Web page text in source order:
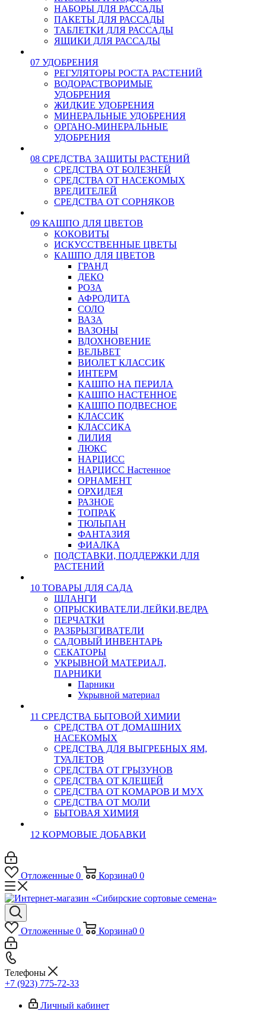
НАБОРЫ ДЛЯ РАССАДЫ
ПАКЕТЫ ДЛЯ РАССАДЫ
ТАБЛЕТКИ ДЛЯ РАССАДЫ
ЯЩИКИ ДЛЯ РАССАДЫ
07 УДОБРЕНИЯ
РЕГУЛЯТОРЫ РОСТА РАСТЕНИЙ
ВОДОРАСТВОРИМЫЕ
УДОБРЕНИЯ
ЖИДКИЕ УДОБРЕНИЯ
МИНЕРАЛЬНЫЕ УДОБРЕНИЯ
ОРГАНО-МИНЕРАЛЬНЫЕ
УДОБРЕНИЯ
08 СРЕДСТВА ЗАЩИТЫ РАСТЕНИЙ
СРЕДСТВА ОТ БОЛЕЗНЕЙ
СРЕДСТВА ОТ НАСЕКОМЫХ
ВРЕДИТЕЛЕЙ
СРЕДСТВА ОТ СОРНЯКОВ
09 КАШПО ДЛЯ ЦВЕТОВ
КОКОВИТЫ
ИСКУССТВЕННЫЕ ЦВЕТЫ
КАШПО ДЛЯ ЦВЕТОВ
ГРАНД
ДЕКО
РОЗА
АФРОДИТА
СОЛО
ВАЗА
ВАЗОНЫ
ВДОХНОВЕНИЕ
ВЕЛЬВЕТ
ВИОЛЕТ КЛАССИК
ИНТЕРМ
КАШПО НА ПЕРИЛА
КАШПО НАСТЕННОЕ
КАШПО ПОДВЕСНОЕ
КЛАССИК
КЛАССИКА
ЛИЛИЯ
ЛЮКС
НАРЦИСС
НАРЦИСС Настенное
ОРНАМЕНТ
ОРХИДЕЯ
РАЗНОЕ
ТОПРАК
ТЮЛЬПАН
ФАНТАЗИЯ
ФИАЛКА
ПОДСТАВКИ, ПОДДЕРЖКИ ДЛЯ
РАСТЕНИЙ
10 ТОВАРЫ ДЛЯ САДА
ШЛАНГИ
ОПРЫСКИВАТЕЛИ,ЛЕЙКИ,ВЕДРА
ПЕРЧАТКИ
РАЗБРЫЗГИВАТЕЛИ
САДОВЫЙ ИНВЕНТАРЬ
СЕКАТОРЫ
УКРЫВНОЙ МАТЕРИАЛ,
ПАРНИКИ
Парники
Укрывной материал
11 СРЕДСТВА БЫТОВОЙ ХИМИИ
СРЕДСТВА ОТ ДОМАШНИХ
НАСЕКОМЫХ
СРЕДСТВА ДЛЯ ВЫГРЕБНЫХ ЯМ,
ТУАЛЕТОВ
СРЕДСТВА ОТ ГРЫЗУНОВ
СРЕДСТВА ОТ КЛЕЩЕЙ
СРЕДСТВА ОТ КОМАРОВ И МУХ
СРЕДСТВА ОТ МОЛИ
БЫТОВАЯ ХИМИЯ
12 КОРМОВЫЕ ДОБАВКИ
Отложенные 0 Корзина0 0
Отложенные 0 Корзина0 0
Телефоны
+7 (923) 775-72-33
Личный кабинет